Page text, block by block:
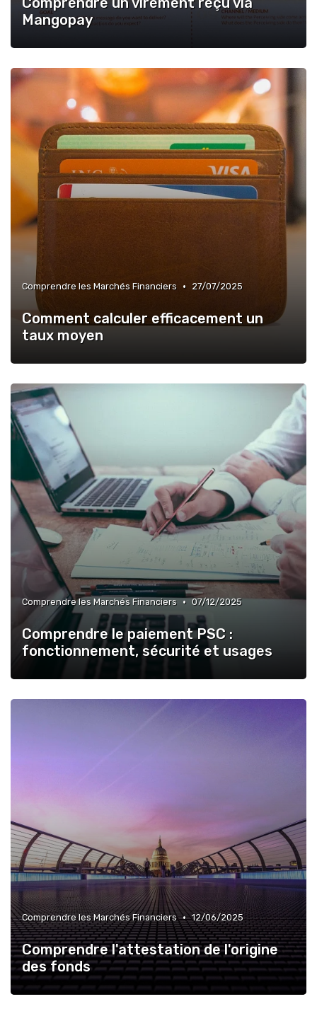
Mangopay
Comprendre les Marchés Financiers • 27/07/2025
Comment calculer efficacement un
taux moyen
Comprendre les Marchés Financiers • 07/12/2025
Comprendre le paiement PSC :
fonctionnement, sécurité et usages
Comprendre les Marchés Financiers • 12/06/2025
Comprendre l'attestation de l'origine
des fonds